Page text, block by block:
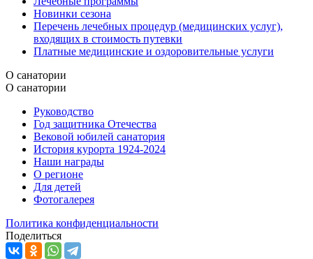
Новинки сезона
Перечень лечебных процедур (медицинских услуг),
входящих в стоимость путевки
Платные медицинские и оздоровительные услуги
О санатории
О санатории
Руководство
Год защитника Отечества
Вековой юбилей санатория
История курорта 1924-2024
Наши награды
О регионе
Для детей
Фотогалерея
Политика конфиденциальности
Поделиться